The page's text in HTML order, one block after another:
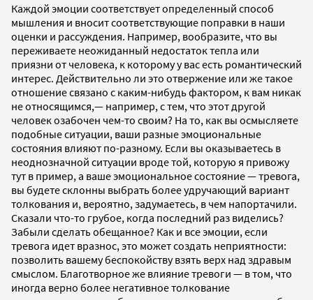
Каждой эмоции соответствует определенный способ
мышления и вносит соответствующие поправки в наши
оценки и рассуждения. Например, вообразите, что вы
переживаете неожиданный недостаток тепла или
приязни от человека, к которому у вас есть романтический
интерес. Действительно ли это отвержение или же такое
отношение связано с каким-нибудь фактором, к вам никак
не относящимся,— например, с тем, что этот другой
человек озабочен чем-то своим? На то, как вы осмысляете
подобные ситуации, ваши разные эмоциональные
состояния влияют по-разному. Если вы оказываетесь в
неоднозначной ситуации вроде той, которую я привожу
тут в пример, а ваше эмоциональное состояние — тревога,
вы будете склонны выбрать более удручающий вариант
толкования и, вероятно, задумаетесь, в чем напортачили.
Сказали что-то грубое, когда последний раз виделись?
Забыли сделать обещанное? Как и все эмоции, если
тревога идет вразнос, это может создать неприятности:
позволить вашему беспокойству взять верх над здравым
смыслом. Благотворное же влияние тревоги — в том, что
иногда верно более негативное толкование